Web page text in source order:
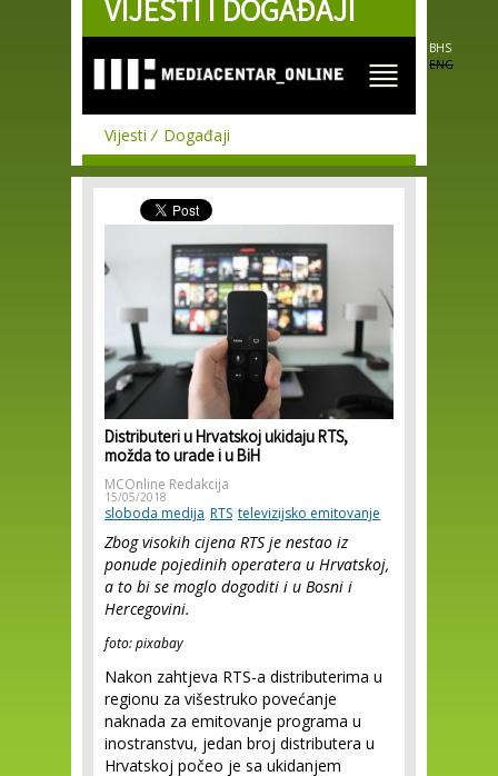
Skip to
main
VIJESTI I DOGAĐAJI
BHS
ENG
Vijesti Događaji
Distributeri u Hrvatskoj ukidaju RTS,
možda to urade i u BiH
MCOnline Redakcija
15/05/2018
sloboda medija RTS televizijsko emitovanje
Zbog visokih cijena RTS je nestao iz
ponude pojedinih operatera u Hrvatskoj,
a to bi se moglo dogoditi i u Bosni i
Hercegovini.
foto: pixabay
Nakon zahtjeva RTS-a distributerima u
regionu za višestruko povećanje
naknada za emitovanje programa u
inostranstvu, jedan broj distributera u
Hrvatskoj počeo je sa ukidanjem